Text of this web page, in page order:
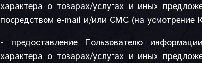
характера о товарах/услугах и иных
посредством e-mail и/или СМС (на усмотрение
- предоставление Пользователю
характера о товарах/услугах и иных